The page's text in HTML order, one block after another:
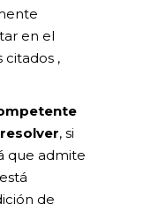
en el
citados ,
, si
que admite
de